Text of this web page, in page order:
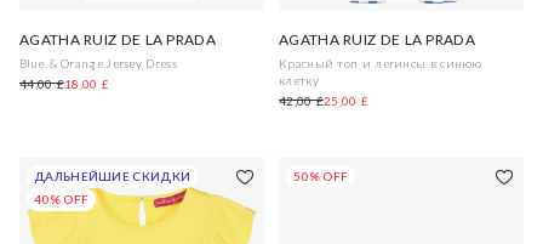
AGATHA RUIZ DE LA PRADA
Blue & Orange Jersey Dress
44,00 £18,00 £
AGATHA RUIZ DE LA PRADA
Красный топ и легинсы в синюю
клетку
42,00 £25,00 £
ДАЛЬНЕЙШИЕ СКИДКИ
40% OFF
50% OFF